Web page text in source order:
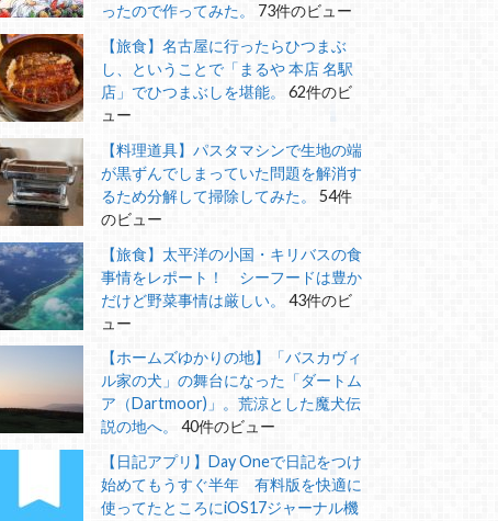
ったので作ってみた。
73件のビュー
【旅食】名古屋に行ったらひつまぶ
し、ということで「まるや 本店 名駅
店」でひつまぶしを堪能。
62件のビ
ュー
【料理道具】パスタマシンで生地の端
が黒ずんでしまっていた問題を解消す
るため分解して掃除してみた。
54件
のビュー
【旅食】太平洋の小国・キリバスの食
事情をレポート！ シーフードは豊か
だけど野菜事情は厳しい。
43件のビ
ュー
【ホームズゆかりの地】「バスカヴィ
ル家の犬」の舞台になった「ダートム
ア（Dartmoor)」。荒涼とした魔犬伝
説の地へ。
40件のビュー
【日記アプリ】Day Oneで日記をつけ
始めてもうすぐ半年 有料版を快適に
使ってたところにiOS17ジャーナル機